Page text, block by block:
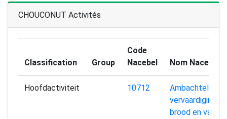
CHOUCONUT Activités
Classification Group
Code
Nacebel
Nom Nacebel
Hoofdactiviteit 10712
Ambachtelijke
vervaardiging
brood en van